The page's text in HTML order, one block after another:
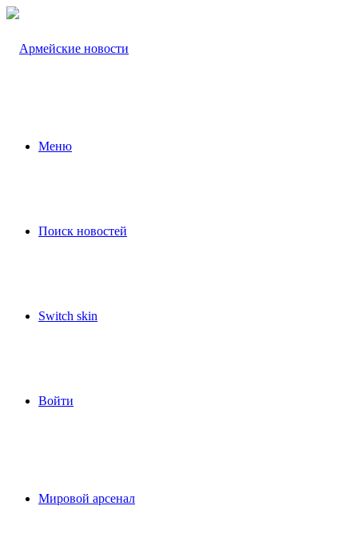
Меню
Поиск новостей
Switch skin
Войти
Мировой арсенал